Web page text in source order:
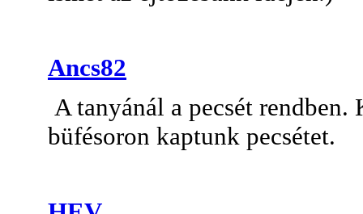
Ancs82
A tanyánál a pecsét
büfésoron kaptunk pecsétet.